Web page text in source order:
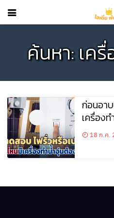
ค้นหา: เค
ก่อนอา
เครื่อง
18 ก.ค.